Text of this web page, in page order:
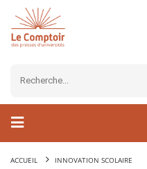
ACCUEIL INNOVATION SCOLAIRE